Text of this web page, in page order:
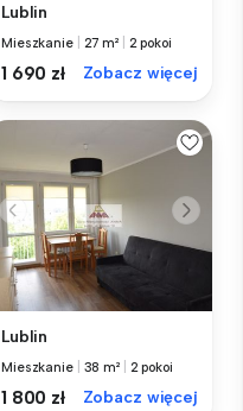
Lublin
Mieszkanie 27 m² 2 pokoi
1 690 zł Zobacz więcej
Lublin
Mieszkanie 38 m² 2 pokoi
1 800 zł Zobacz więcej